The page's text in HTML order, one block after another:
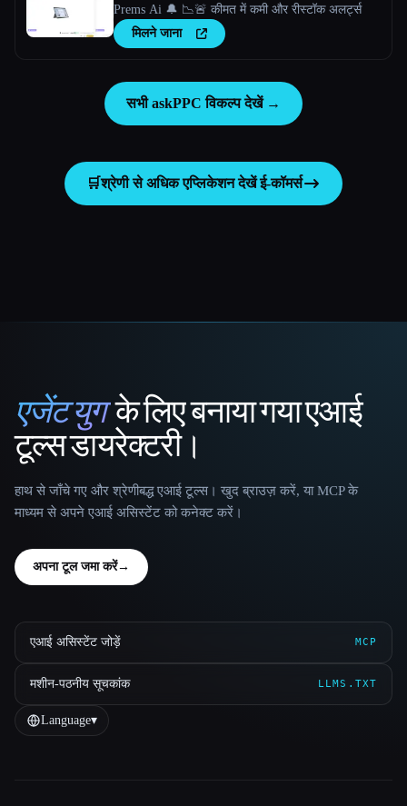
Prems Ai 🔔 📉🚨 कीमत में कमी और रीस्टॉक अलर्ट्स
मिलने जाना
सभी askPPC विकल्प देखें →
🛒श्रेणी से अधिक एप्लिकेशन देखेंई-कॉमर्स
That AI Collection
एजेंट युगके लिए बनाया गया एआई
टूल्स डायरेक्टरी।
हाथ से जाँचे गए और श्रेणीबद्ध एआई टूल्स। खुद ब्राउज़ करें, या MCP के
माध्यम से अपने एआई असिस्टेंट को कनेक्ट करें।
अपना टूल जमा करें→
एआई असिस्टेंट जोड़ें MCP
मशीन-पठनीय सूचकांक LLMS.TXT
Language▾